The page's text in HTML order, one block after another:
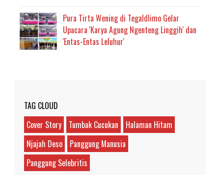
Pura Tirta Wening di Tegaldlimo Gelar
Upacara 'Karya Agung Ngenteng Linggih' dan
'Entas-Entas Leluhur'
TAG CLOUD
Cover Story
Tumbak Cucukan
Halaman Hitam
Njajah Deso
Panggung Manusia
Panggung Selebritis